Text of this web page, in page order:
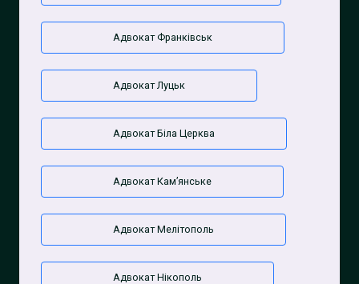
Адвокат Франківськ
Адвокат Луцьк
Адвокат Біла Церква
Адвокат Камʼянське
Адвокат Мелітополь
Адвокат Нікополь